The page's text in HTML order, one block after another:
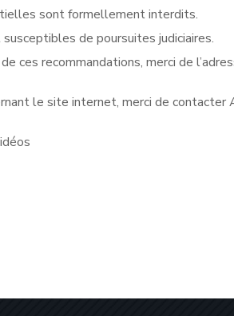
sont formellement interdits.
de poursuites judiciaires.
ces recommandations, merci de
le site internet, merci de contacter